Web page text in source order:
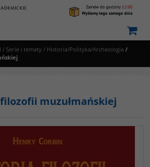
/ Serie i tematy / Historia/Polityka/Archeologia /
muzułmańskiej